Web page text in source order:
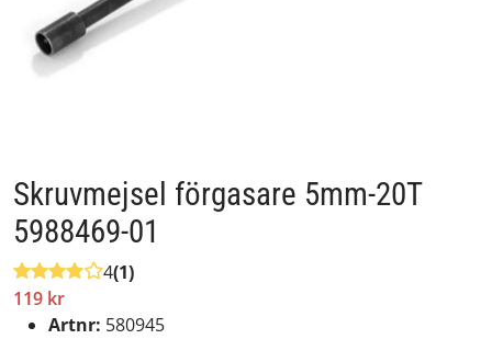
Skruvmejsel förgasare 5mm-20T
5988469-01
4(1)
119 kr
Artnr: 580945